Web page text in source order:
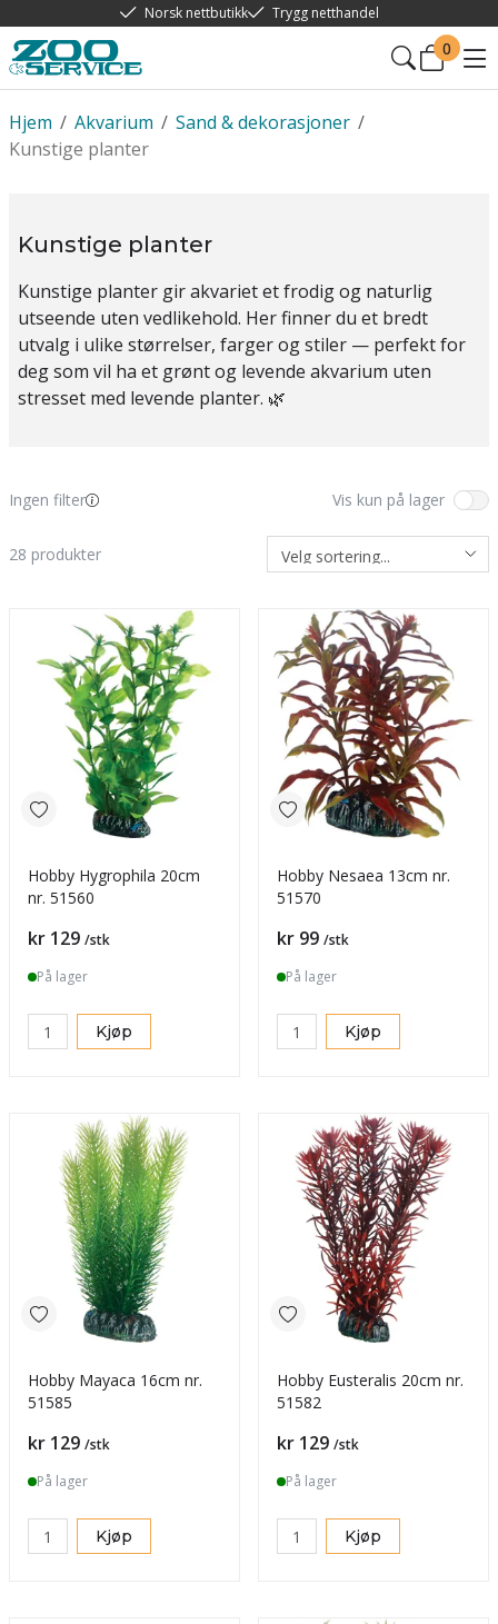
Norsk nettbutikk Trygg netthandel
0
/
Hjem /
Akvarium /
Sand & dekorasjoner
Kunstige planter
Kunstige planter
Kunstige planter gir akvariet et frodig og naturlig
utseende uten vedlikehold. Her finner du et bredt
utvalg i ulike størrelser, farger og stiler — perfekt for
deg som vil ha et grønt og levende akvarium uten
stresset med levende planter. 🌿
Ingen filter Vis kun på lager
28 produkter
Hobby Hygrophila 20cm
nr. 51560
Pris
kr 129 /stk
På lager
Kjøp
Hobby Nesaea 13cm nr.
51570
Pris
kr 99 /stk
På lager
Kjøp
Hobby Mayaca 16cm nr.
51585
Pris
kr 129 /stk
På lager
Kjøp
Hobby Eusteralis 20cm nr.
51582
Pris
kr 129 /stk
På lager
Kjøp